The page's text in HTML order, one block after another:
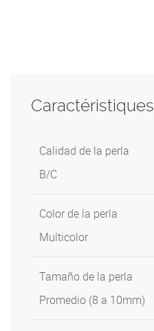
Caractéristiques
Calidad de la perla
B/C
Color de la perla
Multicolor
Tamaño de la perla
Promedio (8 a 10mm)